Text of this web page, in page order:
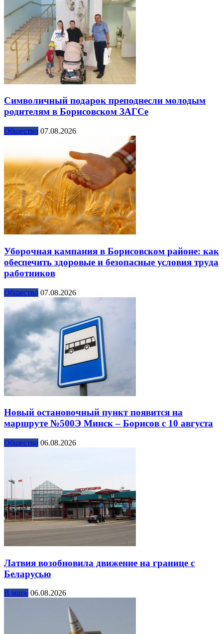
Символичный подарок преподнесли молодым
родителям в Борисовском ЗАГСе
Общество 07.08.2026
Уборочная кампания в Борисовском районе: как
обеспечить здоровые и безопасные условия труда
работников
Общество 07.08.2026
Новый остановочный пункт появится на
маршруте №500Э Минск – Борисов с 10 августа
Общество 06.08.2026
Латвия возобновила движение на границе с
Беларусью
В мире 06.08.2026